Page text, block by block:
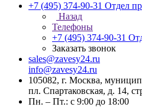
+7 (495) 374-90-31 Отдел
Назад
Телефоны
+7 (495) 374-90-31
Заказать звонок
sales@zavesy24.ru
info@zavesy24.ru
105082, г. Москва,
пл. Спартаковская, д. 14,
Пн. – Пт.: с 9:00 до 18:00